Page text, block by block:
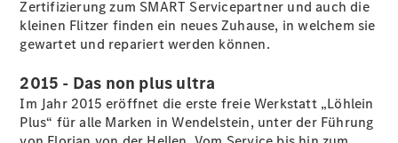
Elektromobilität
Unternehmensinformationen
Zertifizierung zum SMART Servicepartner und auch die
kleinen Flitzer finden ein neues Zuhause, in welchem sie
gewartet und repariert werden können.
2015 - Das non plus ultra
Im Jahr 2015 eröffnet die erste freie Werkstatt „Löhlein
Plus“ für alle Marken in Wendelstein, unter der Führung